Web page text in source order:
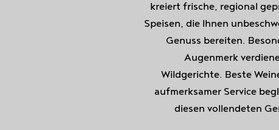
kreiert frische, regional
Speisen, die Ihnen
Genuss bereiten.
Augenmerk
Wildgerichte. Beste
aufmerksamer Service
diesen vollendeten